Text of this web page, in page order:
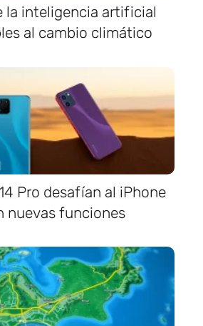
la inteligencia artificial
al cambio climático
Pro desafían al iPhone
nuevas funciones